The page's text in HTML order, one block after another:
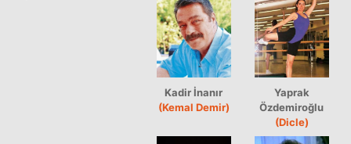
Kadir İnanır
(Kemal Demir)
Yaprak
Özdemiroğlu
(Dicle)